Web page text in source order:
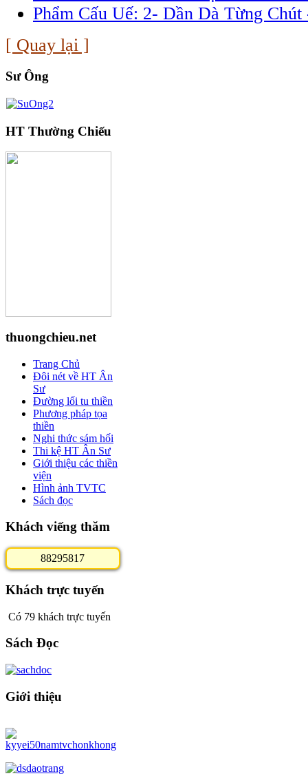
Phẩm Cấu Uế: 2- Dần Dà Từng
[ Quay lại ]
Sư Ông
HT Thường Chiếu
thuongchieu.net
Trang Chủ
Đôi nét về HT Ân
Sư
Đường lối tu thiền
Phương pháp tọa
thiền
Nghi thức sám hối
Thi kệ HT Ân Sư
Giới thiệu các thiền
viện
Hình ảnh TVTC
Sách đọc
Khách viếng thăm
8829581 7
Khách trực tuyến
Có 79 khách trực tuyến
Sách Đọc
Giới thiệu